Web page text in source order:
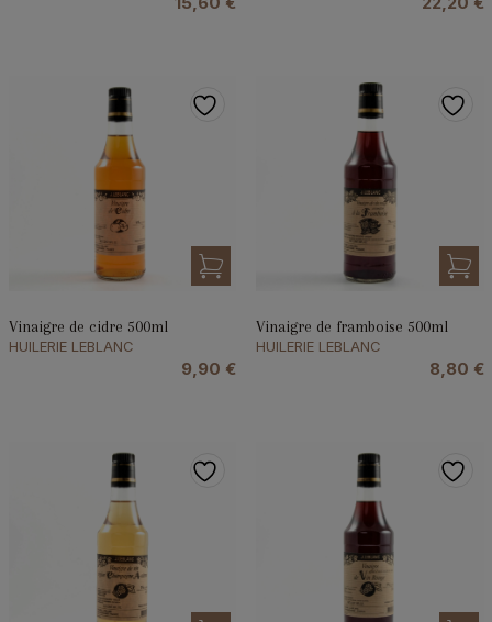
Vinaigre de cidre 500ml
HUILERIE LEBLANC
9,90 €
Vinaigre de framboise 500ml
HUILERIE LEBLANC
8,80 €